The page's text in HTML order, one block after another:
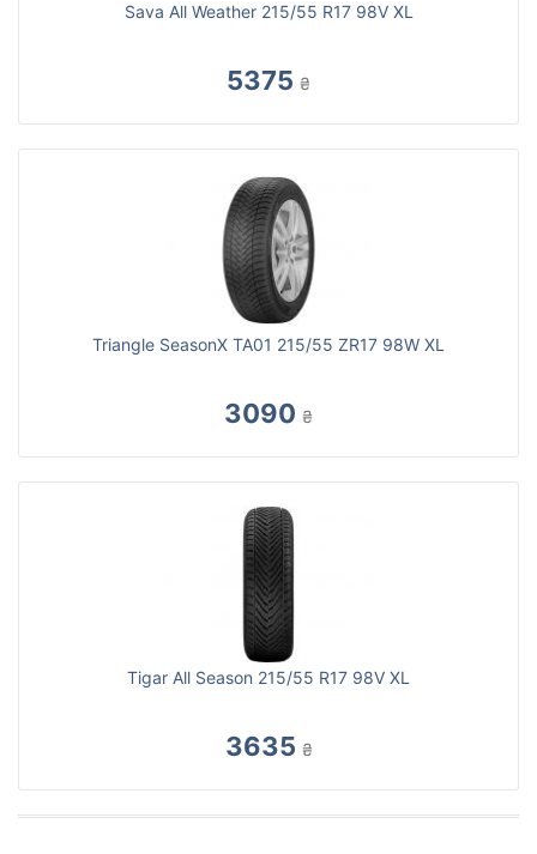
Sava All Weather 215/55 R17 98V XL
5375 ₴
Triangle SeasonX TA01 215/55 ZR17 98W XL
3090 ₴
Tigar All Season 215/55 R17 98V XL
3635 ₴